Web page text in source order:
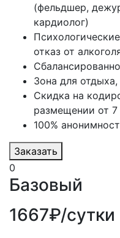
(фельдшер,
кардиолог)
отказ от
Зона для
Скидка на
размещении от 7
100%
Заказать
0
Базовый
1667₽/сутки